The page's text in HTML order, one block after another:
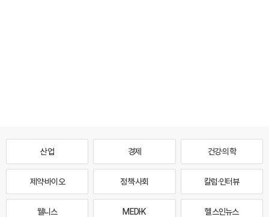
산업 경제 건강·의학
제약·바이오 정책·사회 칼럼·인터뷰
웰니스 MEDI·K 헬스인뉴스